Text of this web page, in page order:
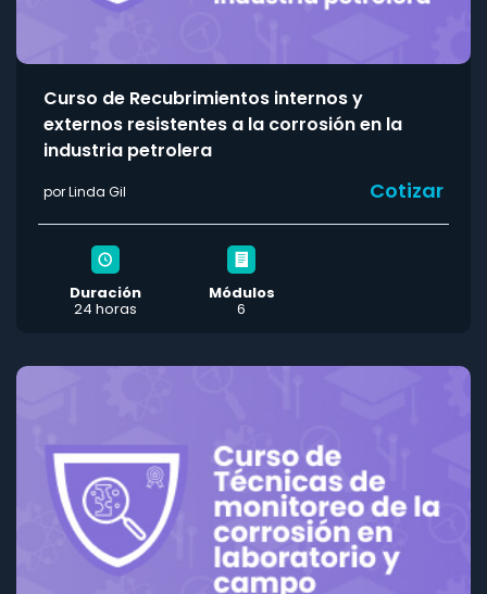
Curso de Recubrimientos internos y
externos resistentes a la corrosión en la
industria petrolera
por Linda Gil Cotizar
Duración
24 horas
Módulos
6